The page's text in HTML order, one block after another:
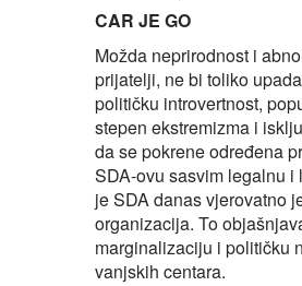
CAR JE GO
Možda neprirodnost i
prijatelji, ne bi toliko
političku introvertnost,
stepen ekstremizma i
da se pokrene određena
SDA-ovu sasvim legalnu
je SDA danas vjerovatno
organizacija. To
marginalizaciju i političku
vanjskih centara.